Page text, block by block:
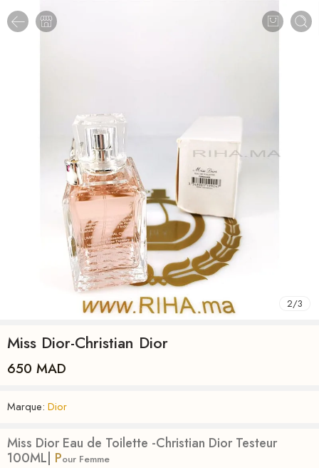
2/3
Miss Dior-Christian Dior
650 MAD
Marque: Dior
Miss Dior Eau de Toilette -Christian Dior Testeur
100ML| Pour Femme